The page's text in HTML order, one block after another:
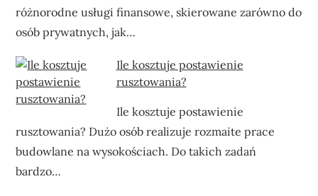
różnorodne usługi finansowe, skierowane zarówno do
osób prywatnych, jak…
Ile kosztuje postawienie
rusztowania?
Ile kosztuje postawienie
rusztowania? Dużo osób realizuje rozmaite prace
budowlane na wysokościach. Do takich zadań
bardzo…